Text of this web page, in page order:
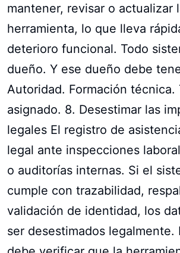
mantener, revisar o actualizar
herramienta, lo que lleva
deterioro funcional. Todo
dueño. Y ese dueño debe
Autoridad. Formación técnica.
asignado. 8. Desestimar las
legales El registro de
legal ante inspecciones
o auditorías internas. Si el
cumple con trazabilidad,
validación de identidad, los
ser desestimados legalmente.